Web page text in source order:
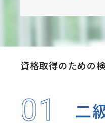
資格取得のための
01 二